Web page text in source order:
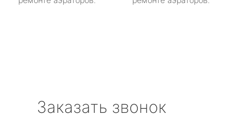
Заказать звонок